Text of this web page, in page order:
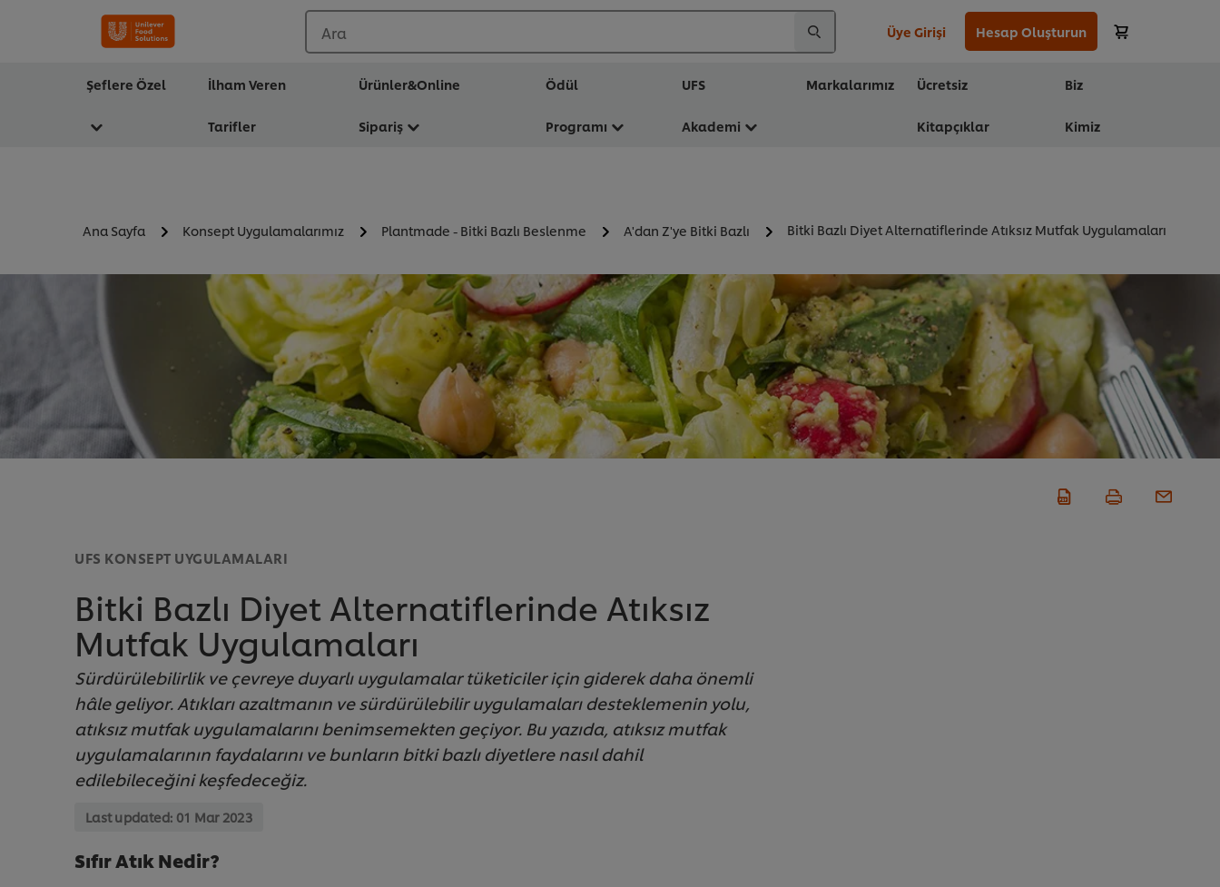
Ara Üye Girişi Hesap Oluşturun
Şeflere Özel İlham Veren
Tarifler
Ürünler&Online
Sipariş
Ödül
Programı
UFS
Akademi
Markalarımız Ücretsiz
Kitapçıklar
Biz
Kimiz
Ana Sayfa Konsept Uygulamalarımız Plantmade - Bitki Bazlı Beslenme A'dan Z'ye Bitki Bazlı Bitki Bazlı Diyet Alternatiflerinde Atıksız Mutfak Uygulamaları
UFS KONSEPT UYGULAMALARI
Bitki Bazlı Diyet Alternatiflerinde Atıksız
Mutfak Uygulamaları
Sürdürülebilirlik ve çevreye duyarlı uygulamalar tüketiciler için giderek daha önemli
hâle geliyor. Atıkları azaltmanın ve sürdürülebilir uygulamaları desteklemenin yolu,
atıksız mutfak uygulamalarını benimsemekten geçiyor. Bu yazıda, atıksız mutfak
uygulamalarının faydalarını ve bunların bitki bazlı diyetlere nasıl dahil
edilebileceğini keşfedeceğiz.
Last updated: 01 Mar 2023
Sıfır Atık Nedir?